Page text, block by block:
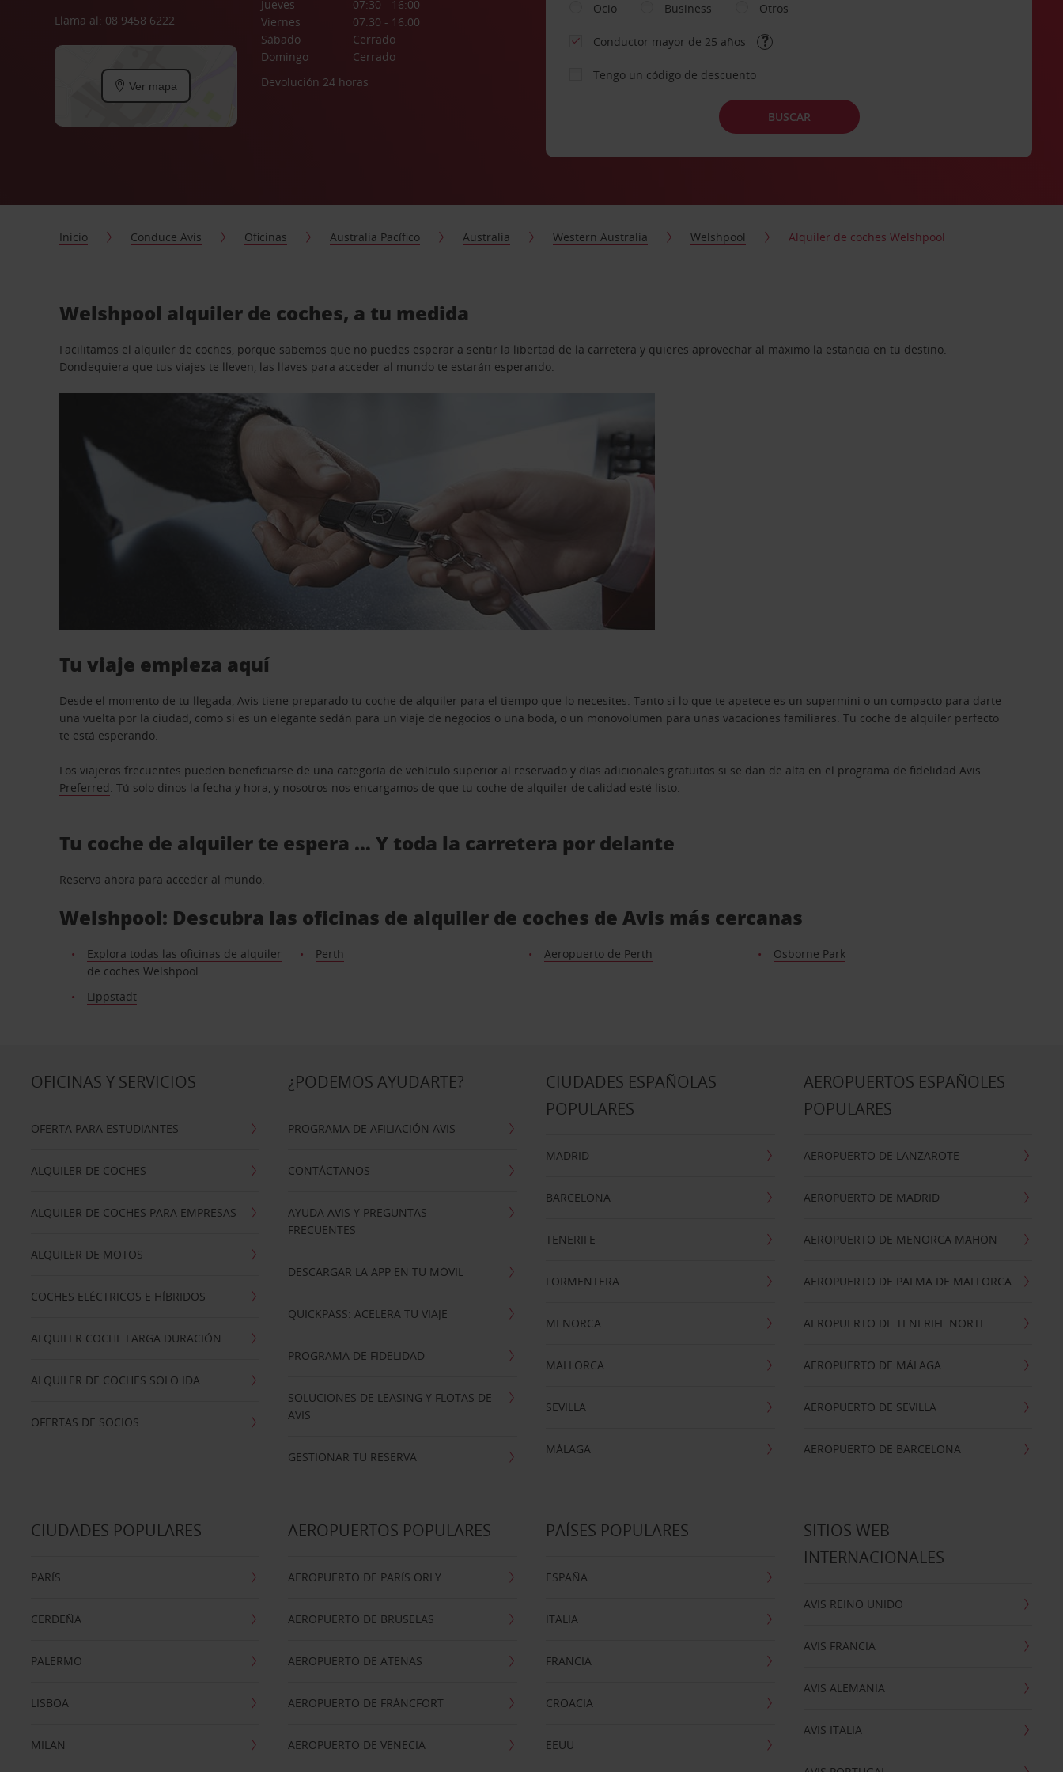
Llama al: 08 9458 6222
Ver mapa
Jueves
07:30 - 16:00
Viernes
07:30 - 16:00
Sábado
Cerrado
Domingo
Cerrado
Devolución 24 horas
Ocio
Business Otros
Conductor mayor de 25 años
Tengo un código de descuento
BUSCAR
Inicio Conduce Avis Oficinas Australia Pacífico Australia Western Australia Welshpool Alquiler de coches Welshpool
Welshpool alquiler de coches, a tu medida
Facilitamos el alquiler de coches, porque sabemos que no puedes esperar a sentir la libertad de la carretera y quieres aprovechar al máximo la estancia en tu destino.
Dondequiera que tus viajes te lleven, las llaves para acceder al mundo te estarán esperando.
Tu viaje empieza aquí
Desde el momento de tu llegada, Avis tiene preparado tu coche de alquiler para el tiempo que lo necesites. Tanto si lo que te apetece es un supermini o un compacto para darte
una vuelta por la ciudad, como si es un elegante sedán para un viaje de negocios o una boda, o un monovolumen para unas vacaciones familiares. Tu coche de alquiler perfecto
te está esperando.
Los viajeros frecuentes pueden beneficiarse de una categoría de vehículo superior al reservado y días adicionales gratuitos si se dan de alta en el programa de fidelidadAvis
Preferred. Tú solo dinos la fecha y hora, y nosotros nos encargamos de que tu coche de alquiler de calidad esté listo.
Tu coche de alquiler te espera … Y toda la carretera por delante
Reserva ahora para acceder al mundo.
Welshpool: Descubra las oficinas de alquiler de coches de Avis más cercanas
Explora todas las oficinas de alquiler
de coches Welshpool
Perth Aeropuerto de Perth Osborne Park
Lippstadt
OFICINAS Y SERVICIOS
OFERTA PARA ESTUDIANTES
ALQUILER DE COCHES
ALQUILER DE COCHES PARA EMPRESAS
ALQUILER DE MOTOS
COCHES ELÉCTRICOS E HÍBRIDOS
ALQUILER COCHE LARGA DURACIÓN
ALQUILER DE COCHES SOLO IDA
OFERTAS DE SOCIOS
¿PODEMOS AYUDARTE?
PROGRAMA DE AFILIACIÓN AVIS
CONTÁCTANOS
AYUDA AVIS Y PREGUNTAS
FRECUENTES
DESCARGAR LA APP EN TU MÓVIL
QUICKPASS: ACELERA TU VIAJE
PROGRAMA DE FIDELIDAD
SOLUCIONES DE LEASING Y FLOTAS DE
AVIS
GESTIONAR TU RESERVA
CIUDADES ESPAÑOLAS
POPULARES
MADRID
BARCELONA
TENERIFE
FORMENTERA
MENORCA
MALLORCA
SEVILLA
MÁLAGA
AEROPUERTOS ESPAÑOLES
POPULARES
AEROPUERTO DE LANZAROTE
AEROPUERTO DE MADRID
AEROPUERTO DE MENORCA MAHON
AEROPUERTO DE PALMA DE MALLORCA
AEROPUERTO DE TENERIFE NORTE
AEROPUERTO DE MÁLAGA
AEROPUERTO DE SEVILLA
AEROPUERTO DE BARCELONA
CIUDADES POPULARES
PARÍS
CERDEÑA
PALERMO
LISBOA
MILAN
AEROPUERTOS POPULARES
AEROPUERTO DE PARÍS ORLY
AEROPUERTO DE BRUSELAS
AEROPUERTO DE ATENAS
AEROPUERTO DE FRÁNCFORT
AEROPUERTO DE VENECIA
PAÍSES POPULARES
ESPAÑA
ITALIA
FRANCIA
CROACIA
EEUU
SITIOS WEB
INTERNACIONALES
AVIS REINO UNIDO
AVIS FRANCIA
AVIS ALEMANIA
AVIS ITALIA